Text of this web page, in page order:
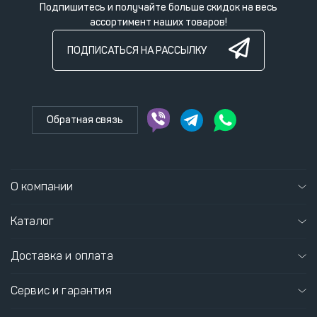
Подпишитесь и получайте больше скидок на весь
ассортимент наших товаров!
ПОДПИСАТЬСЯ НА РАССЫЛКУ
Обратная связь
О компании
Каталог
Доставка и оплата
Сервис и гарантия